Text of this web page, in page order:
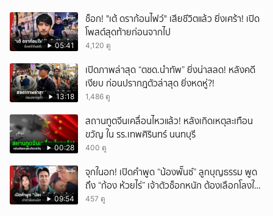
05:41
ช็อก! "เต้ ดราก้อนไฟว์" เสียชีวิตแล้ว ยิ่งเศร้า! เปิด
โพสต์สุดท้ายก่อนจากไป
4,120 ดู
13:18
เปิดภาพล่าสุด “ตชด.นำทัพ” ยิ่งน่าสลด! หลังคดี
เงียบ ก่อนปรากฎตัวล่าสุด ยิ่งหดหู่?!
1,486 ดู
00:28
สถานทูตจีนเคลื่อนไหวแล้ว! หลังเกิดเหตุสะเทือน
ขวัญ ใน รร.เทพศิรินทร์ นนทบุรี
400 ดู
09:54
จุกในอก! เปิดคำพูด “น้องพั๊นซ์” ลูกบุญธรรม พูด
ถึง “ก้อง ห้วยไร่” เจ้าตัวช็อกหนัก ต้องเลือกโลงให้
ลูก!
457 ดู